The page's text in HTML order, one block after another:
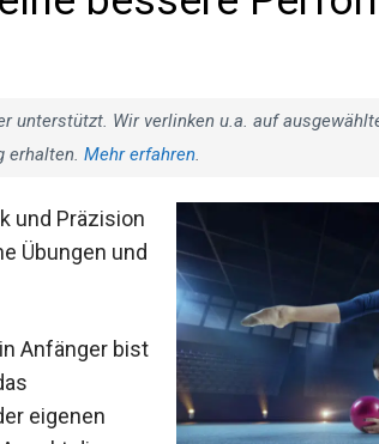
unterstützt. Wir verlinken u.a. auf
erhalten. Mehr erfahren.
und Präzision
Übungen und
Anfänger bist
eigenen